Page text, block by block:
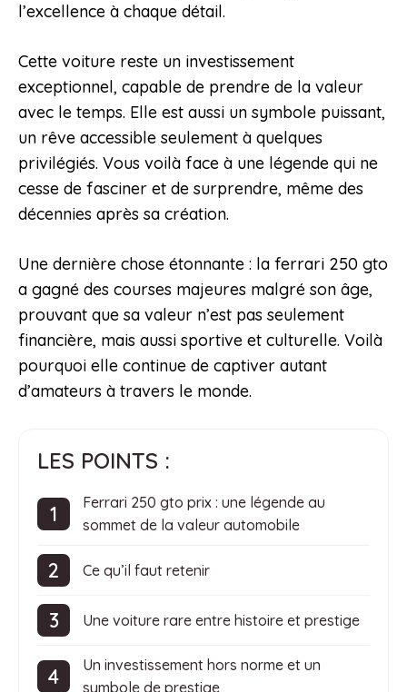
l’excellence à chaque détail.
Cette voiture reste un investissement
exceptionnel, capable de prendre de la valeur
avec le temps. Elle est aussi un symbole puissant,
un rêve accessible seulement à quelques
privilégiés. Vous voilà face à une légende qui ne
cesse de fasciner et de surprendre, même des
décennies après sa création.
Une dernière chose étonnante : la ferrari 250 gto
a gagné des courses majeures malgré son âge,
prouvant que sa valeur n’est pas seulement
financière, mais aussi sportive et culturelle. Voilà
pourquoi elle continue de captiver autant
d’amateurs à travers le monde.
LES POINTS :
Ferrari 250 gto prix : une légende au
sommet de la valeur automobile
Ce qu’il faut retenir
Une voiture rare entre histoire et prestige
Un investissement hors norme et un
symbole de prestige